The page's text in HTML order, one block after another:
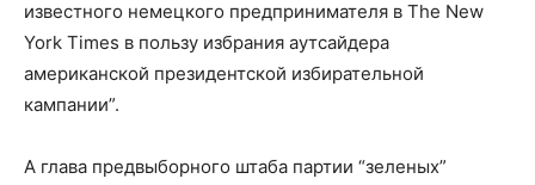
известного немецкого предпринимателя в The New
York Times в пользу избрания аутсайдера
американской президентской избирательной
кампании”.
А глава предвыборного штаба партии “зеленых”